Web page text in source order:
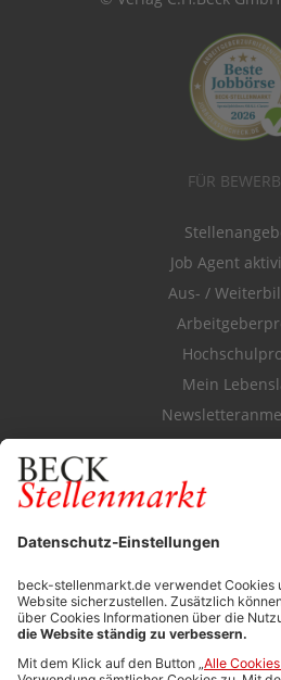
FÜR
Job Agent
Aus- /
Mein
Durchsuchen Sie den
FÜR
Anzeigen-
Media-